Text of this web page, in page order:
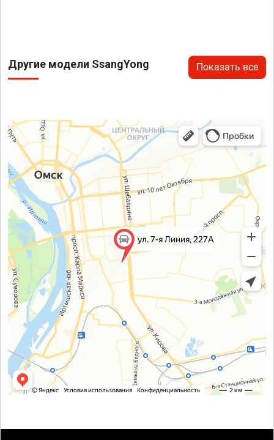
Другие модели SsangYong Показать все